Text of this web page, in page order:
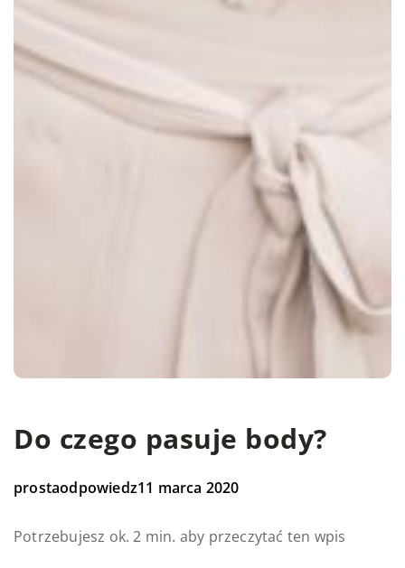
Do czego pasuje body?
prostaodpowiedz11 marca 2020
Potrzebujesz ok. 2 min. aby przeczytać ten wpis